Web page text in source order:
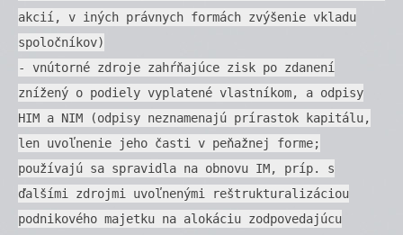
akcií, v iných právnych formách zvýšenie vkladu
spoločníkov)
- vnútorné zdroje zahŕňajúce zisk po zdanení
znížený o podiely vyplatené vlastníkom, a odpisy
HIM a NIM (odpisy neznamenajú prírastok kapitálu,
len uvoľnenie jeho časti v peňažnej forme;
používajú sa spravidla na obnovu IM, príp. s
ďalšími zdrojmi uvoľnenými reštrukturalizáciou
podnikového majetku na alokáciu zodpovedajúcu